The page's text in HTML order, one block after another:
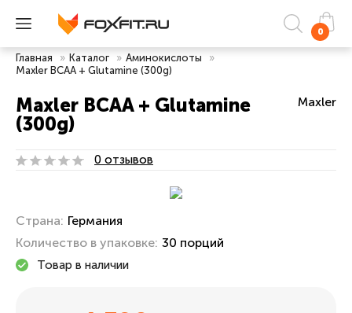
0
Главная » Каталог » Аминокислоты
»
Maxler BCAA + Glutamine (300g)
Maxler BCAA + Glutamine
(300g)
Maxler
0 отзывов
Страна: Германия
Количество в упаковке: 30 порций
Товар в наличии